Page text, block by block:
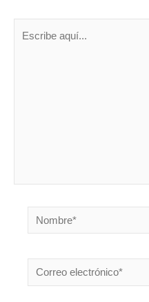
Nombre*
Correo
electrónico*